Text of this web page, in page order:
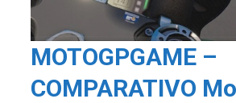
MOTOGPGAME –
COMPARATIVO